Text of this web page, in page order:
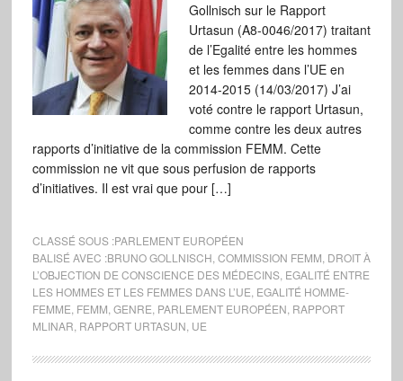
Gollnisch sur le Rapport
Urtasun (A8-0046/2017) traitant
de l’Egalité entre les hommes
et les femmes dans l’UE en
2014-2015 (14/03/2017) J’ai
voté contre le rapport Urtasun,
comme contre les deux autres
rapports d’initiative de la commission FEMM. Cette
commission ne vit que sous perfusion de rapports
d’initiatives. Il est vrai que pour […]
CLASSÉ SOUS :PARLEMENT EUROPÉEN
BALISÉ AVEC :BRUNO GOLLNISCH COMMISSION FEMM DROIT À
L’OBJECTION DE CONSCIENCE DES MÉDECINS, EGALITÉ ENTRE
LES HOMMES ET LES FEMMES DANS L’UE EGALITÉ HOMME-
FEMME FEMM GENRE PARLEMENT EUROPÉEN RAPPORT
MLINAR RAPPORT URTASUN UE